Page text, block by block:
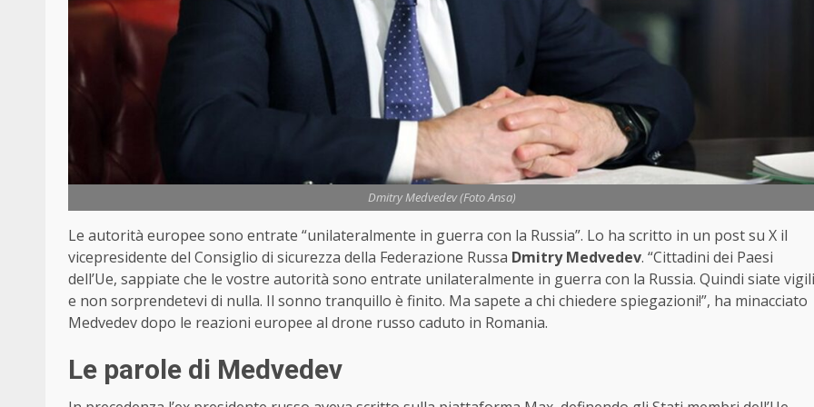
Dmitry Medvedev (Foto Ansa)
Le autorità europee sono entrate “unilateralmente in guerra con la Russia”. Lo ha scritto in un post su X il
vicepresidente del Consiglio di sicurezza della Federazione Russa Dmitry Medvedev. “Cittadini dei Paesi
dell’Ue, sappiate che le vostre autorità sono entrate unilateralmente in guerra con la Russia. Quindi siate vigili
e non sorprendetevi di nulla. Il sonno tranquillo è finito. Ma sapete a chi chiedere spiegazioni!”, ha minacciato
Medvedevdopo le reazioni europee al drone russo caduto in Romania.
Le parole di Medvedev